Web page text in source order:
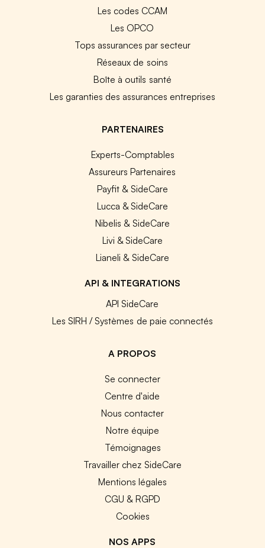
Les codes CCAM
Les OPCO
Tops assurances par secteur
Réseaux de soins
Boîte à outils santé
Les garanties des assurances entreprises
PARTENAIRES
Experts-Comptables
Assureurs Partenaires
Payfit & SideCare
Lucca & SideCare
Nibelis & SideCare
Livi & SideCare
Lianeli & SideCare
API & INTEGRATIONS
API SideCare
Les SIRH / Systèmes de paie connectés
A PROPOS
Se connecter
Centre d'aide
Nous contacter
Notre équipe
Témoignages
Travailler chez SideCare
Mentions légales
CGU & RGPD
Cookies
NOS APPS